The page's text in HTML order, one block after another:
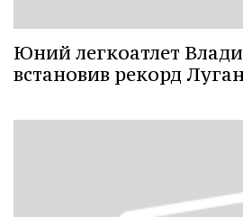
Юний легкоатлет
встановив рекорд